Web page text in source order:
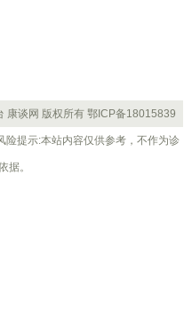
康谈网 版权所有 鄂ICP备18015839
险提示:本站内容仅供参考，不作为诊
据。